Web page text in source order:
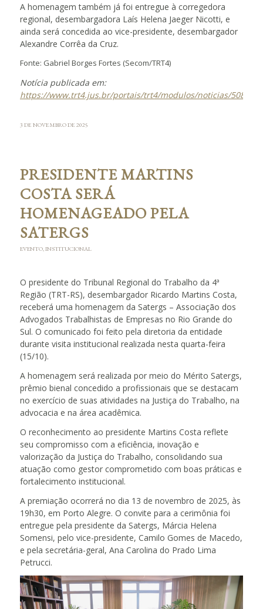
A homenagem também já foi entregue à corregedora
regional, desembargadora Laís Helena Jaeger Nicotti, e
ainda será concedida ao vice-presidente, desembargador
Alexandre Corrêa da Cruz.
Fonte: Gabriel Borges Fortes (Secom/TRT4)
Notícia publicada em:
https://www.trt4.jus.br/portais/trt4/modulos/noticias/
3 DE NOVEMBRO DE 2025
PRESIDENTE MARTINS
COSTA SERÁ
HOMENAGEADO PELA
SATERGS
EVENTO, INSTITUCIONAL
O presidente do Tribunal Regional do Trabalho da 4ª
Região (TRT-RS), desembargador Ricardo Martins Costa,
receberá uma homenagem da Satergs – Associação dos
Advogados Trabalhistas de Empresas no Rio Grande do
Sul. O comunicado foi feito pela diretoria da entidade
durante visita institucional realizada nesta quarta-feira
(15/10).
A homenagem será realizada por meio do Mérito Satergs,
prêmio bienal concedido a profissionais que se destacam
no exercício de suas atividades na Justiça do Trabalho, na
advocacia e na área acadêmica.
O reconhecimento ao presidente Martins Costa reflete
seu compromisso com a eficiência, inovação e
valorização da Justiça do Trabalho, consolidando sua
atuação como gestor comprometido com boas práticas e
fortalecimento institucional.
A premiação ocorrerá no dia 13 de novembro de 2025, às
19h30, em Porto Alegre. O convite para a cerimônia foi
entregue pela presidente da Satergs, Márcia Helena
Somensi, pelo vice-presidente, Camilo Gomes de Macedo,
e pela secretária-geral, Ana Carolina do Prado Lima
Petrucci.